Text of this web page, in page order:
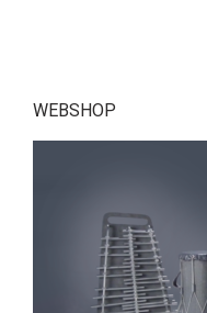
WEBSHOP